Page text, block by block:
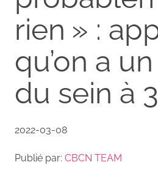
rien » :
qu’on a
du sein à
2022-03-08
Publié par: CBCN TEAM